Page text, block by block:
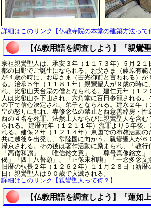
詳細はこのリンク【仏教寺院の本堂の建築方法って
【仏教用語を調査しよう】「親鸞
宗祖親鸞聖人は、承安３年（１１７３年）５月２１
都の日野でご誕生になられる。お父さま（藤原有範
が４歳の時に、お母さま（吉光御前と言われる）が
る。治承５年（１１８１年）親鸞聖人が９歳の時に
れ、比叡山天台宗の僧となられる。建仁元年（１２
人は比叡山を下山され、六角堂に百日参籠される。
の下で信心決定され、弟子となられる。建永２年（
皇の怒りに触れ、専修念仏の禁止と西意善綽房・性
西の４名を死罪、法然上人ならびに親鸞聖人を含む
られる。 建暦元年（１２１１年）流罪より５年後
れる。建保２年（１２１４年）東国での布教活動の
共に越後を出発し、常陸国に向かう。親鸞聖人が６
帰京される。その後は著作活動に励まられ、「教行
「高僧和讃」、「唯信鈔文意」、「尊号真像銘文
偈」「四十八誓願」、「正像末和讃」「一念多念文
旧暦の弘長２年（１２６２年）１１月２８日（新暦
日）親鸞聖人は９０歳で入滅される。
詳細はこのリンク【親鸞聖人って何？】
【仏教用語を調査しよう】「蓮如